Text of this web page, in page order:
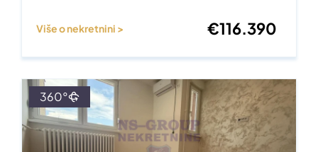
Više o nekretnini > €116.390
360°